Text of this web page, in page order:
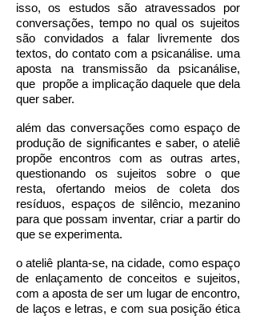
isso, os estudos são atravessados por
conversações, tempo no qual os sujeitos
são convidados a falar livremente dos
textos, do contato com a psicanálise. uma
aposta na transmissão da psicanálise,
que propõe a implicação daquele que dela
quer saber.
além das conversações como espaço de
produção de significantes e saber, o ateliê
propõe encontros com as outras artes,
questionando os sujeitos sobre o que
resta, ofertando meios de coleta dos
resíduos, espaços de silêncio, mezanino
para que possam inventar, criar a partir do
que se experimenta.
o ateliê planta-se, na cidade, como espaço
de enlaçamento de conceitos e sujeitos,
com a aposta de ser um lugar de encontro,
de laços e letras, e com sua posição ética